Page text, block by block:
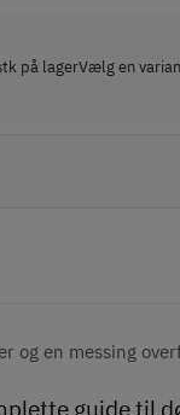
og en messing
guide til
på lagerVælg en